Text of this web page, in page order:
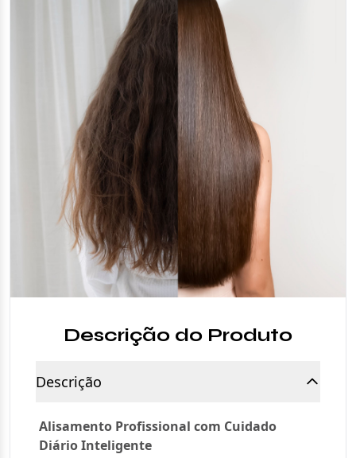
Descrição do Produto
Descrição
Alisamento Profissional com Cuidado
Diário Inteligente